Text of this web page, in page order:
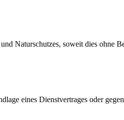
Naturschutzes, soweit dies ohne
eines Dienstvertrages oder